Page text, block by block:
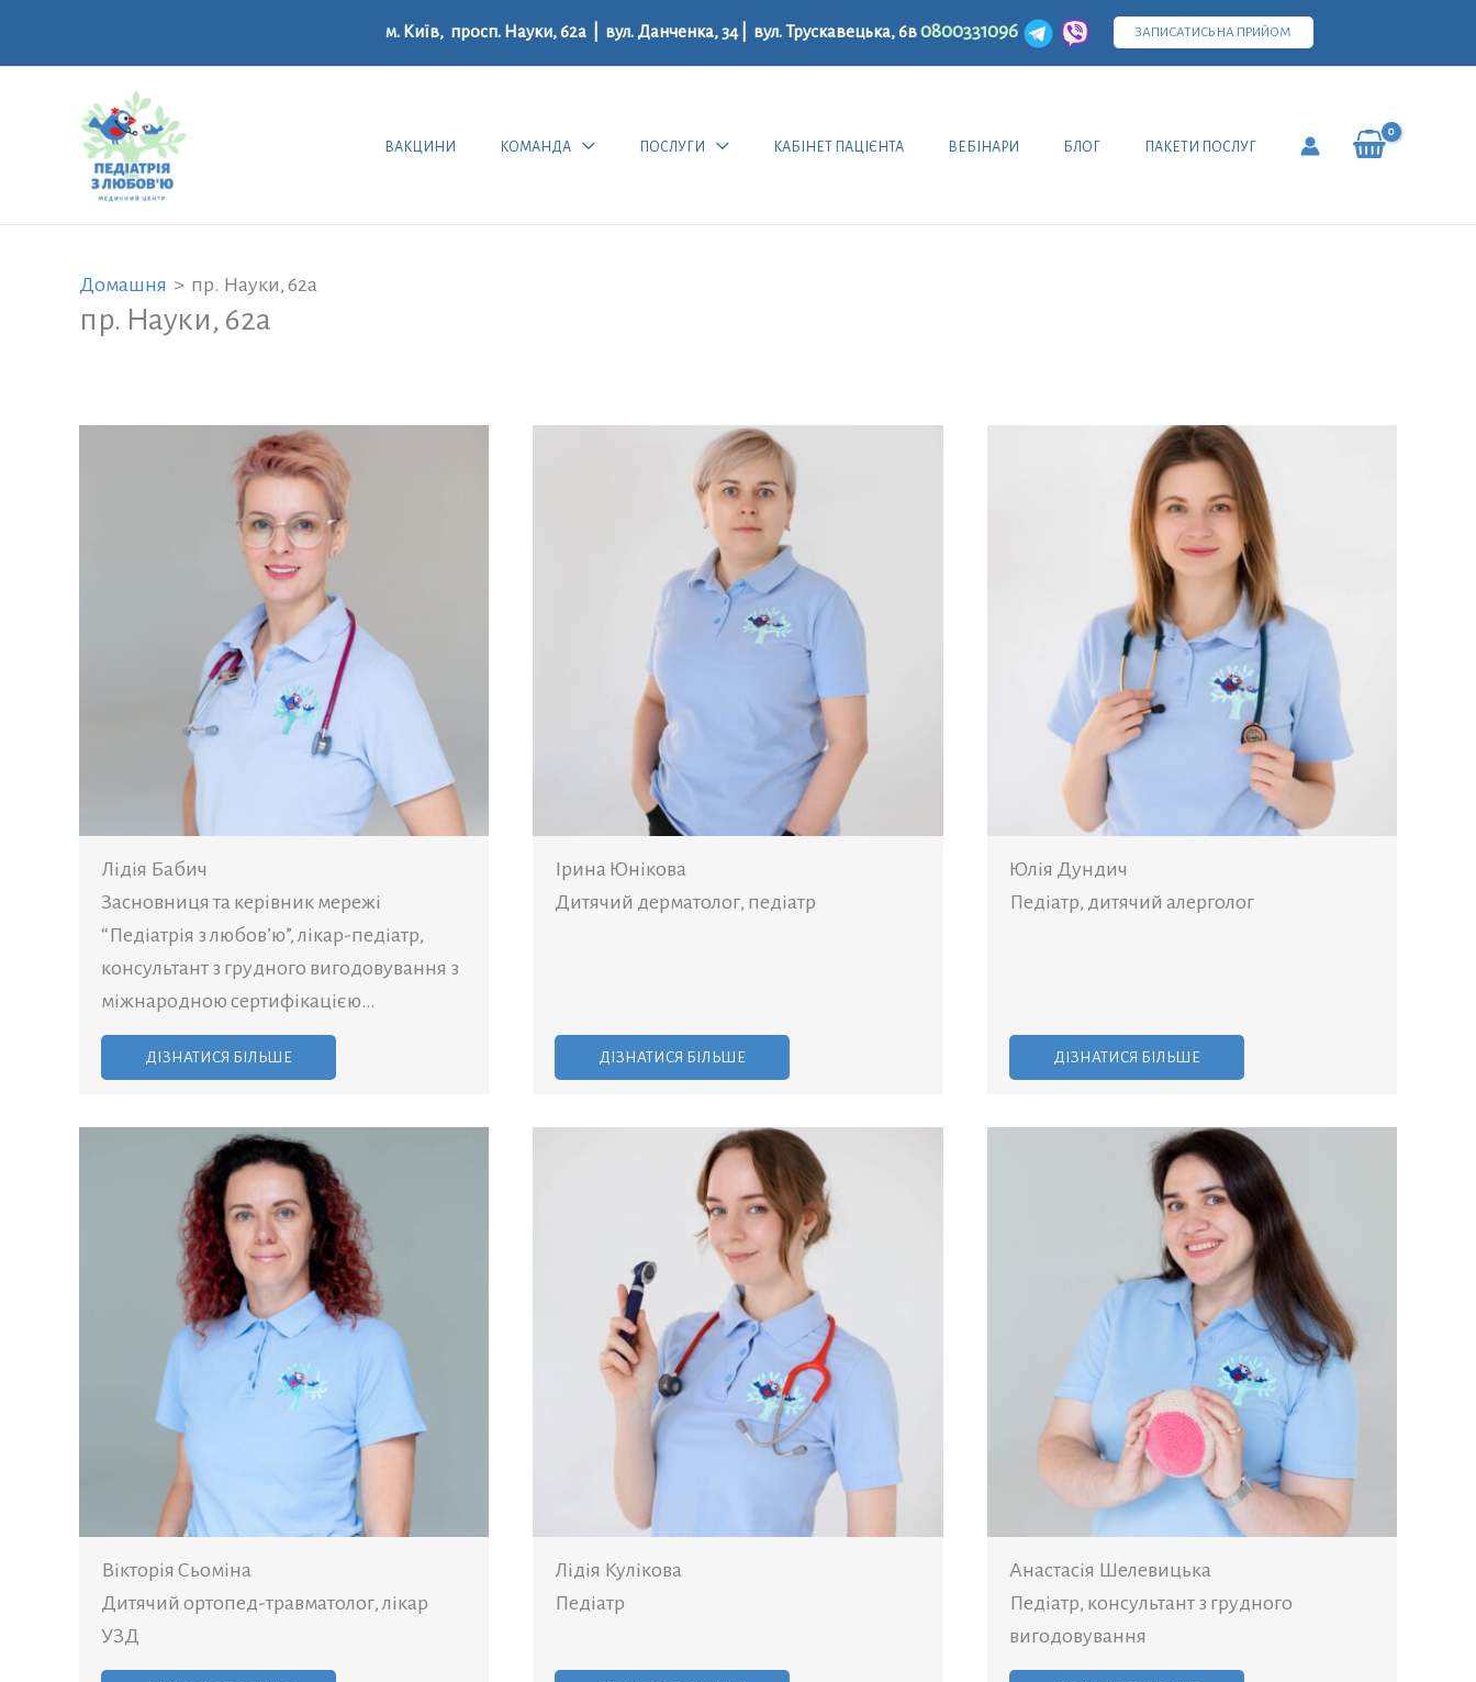
м. Київ, просп. Науки, 62а | вул. Данченка, 34 | вул. Трускавецька, 6в0800331096 ЗАПИСАТИСЬ НА ПРИЙОМ
ВАКЦИНИ КОМАНДА ПОСЛУГИ КАБІНЕТ ПАЦІЄНТА ВЕБІНАРИ БЛОГ ПАКЕТИ ПОСЛУГ
Домашня пр. Науки, 62а
пр. Науки, 62а
Лідія Бабич
Засновниця та керівник мережі
“Педіатрія з любов’ю”, лікар-педіатр,
консультант з грудного вигодовування з
міжнародною сертифікацією…
ДІЗНАТИСЯ БІЛЬШЕ
Ірина Юнікова
Дитячий дерматолог, педіатр
ДІЗНАТИСЯ БІЛЬШЕ
Юлія Дундич
Педіатр, дитячий алерголог
ДІЗНАТИСЯ БІЛЬШЕ
Вікторія Сьоміна
Дитячий ортопед-травматолог, лікар
УЗД
Лідія Кулікова
Педіатр
Анастасія Шелевицька
Педіатр, консультант з грудного
вигодовування